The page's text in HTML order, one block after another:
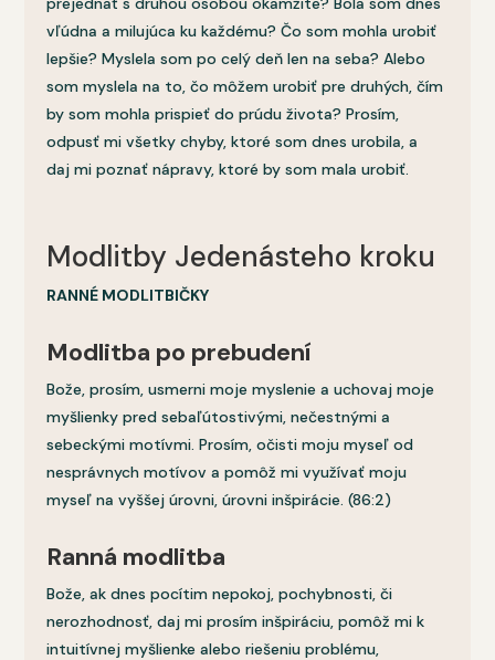
vľúdna a milujúca ku každému? Čo som mohla urobiť
lepšie? Myslela som po celý deň len na seba? Alebo
som myslela na to, čo môžem urobiť pre druhých, čím
by som mohla prispieť do prúdu života? Prosím,
odpusť mi všetky chyby, ktoré som dnes urobila, a
daj mi poznať nápravy, ktoré by som mala urobiť.
Modlitby Jedenásteho kroku
RANNÉ MODLITBIČKY
Modlitba po prebudení
Bože, prosím, usmerni moje myslenie a uchovaj moje
myšlienky pred sebaľútostivými, nečestnými a
sebeckými motívmi. Prosím, očisti moju myseľ od
nesprávnych motívov a pomôž mi využívať moju
myseľ na vyššej úrovni, úrovni inšpirácie. (86:2)
Ranná modlitba
Bože, ak dnes pocítim nepokoj, pochybnosti, či
nerozhodnosť, daj mi prosím inšpiráciu, pomôž mi k
intuitívnej myšlienke alebo riešeniu problému,